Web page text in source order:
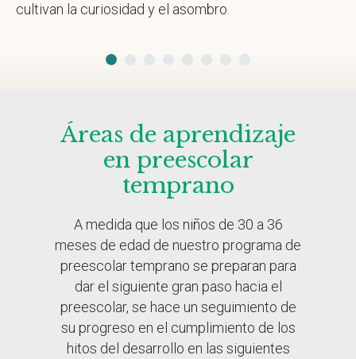
cultivan la curiosidad y el asombro.
Áreas de aprendizaje
en preescolar
temprano
A medida que los niños de 30 a 36
meses de edad de nuestro programa de
preescolar temprano se preparan para
dar el siguiente gran paso hacia el
preescolar, se hace un seguimiento de
su progreso en el cumplimiento de los
hitos del desarrollo en las siguientes